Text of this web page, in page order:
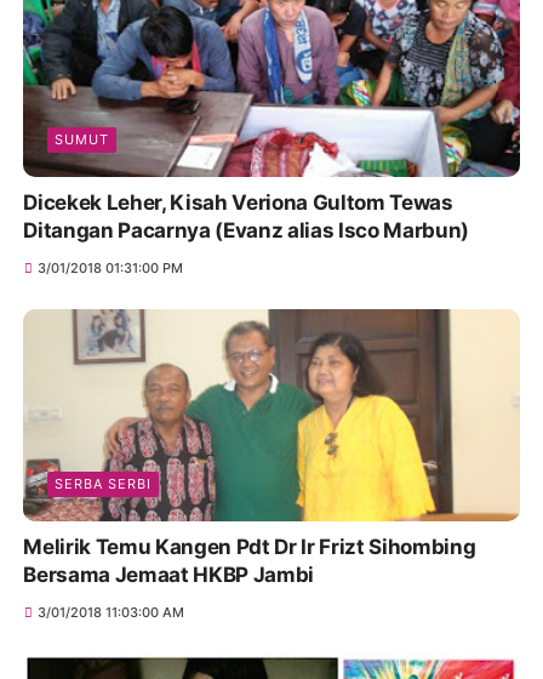
SUMUT
Dicekek Leher, Kisah Veriona Gultom Tewas
Ditangan Pacarnya (Evanz alias Isco Marbun)
3/01/2018 01:31:00 PM
SERBA SERBI
Melirik Temu Kangen Pdt Dr Ir Frizt Sihombing
Bersama Jemaat HKBP Jambi
3/01/2018 11:03:00 AM